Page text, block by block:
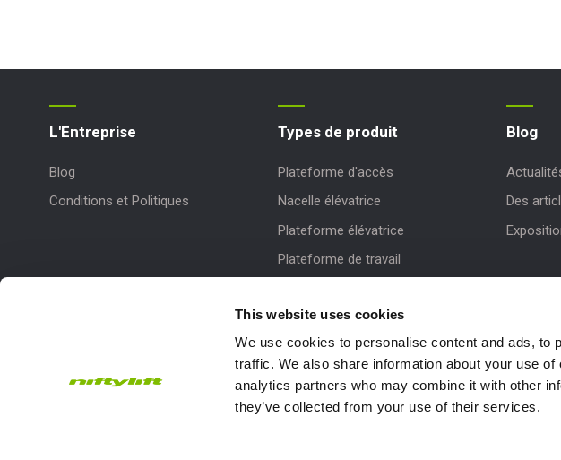
This website uses cookies
We use cookies to personalise content and ads, to
traffic. We also share information about your use
analytics partners who may combine it with other
they’ve collected from your use of their services.
L'Entreprise
Blog
Conditions et Politiques
Types de produit
Plateforme d'accès
Nacelle élévatrice
Plateforme élévatrice
Plateforme de travail
Blog
Des